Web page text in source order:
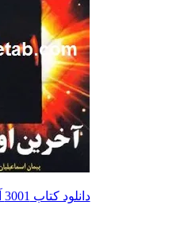
دانلود کتاب 3001 آخرین اودیسه